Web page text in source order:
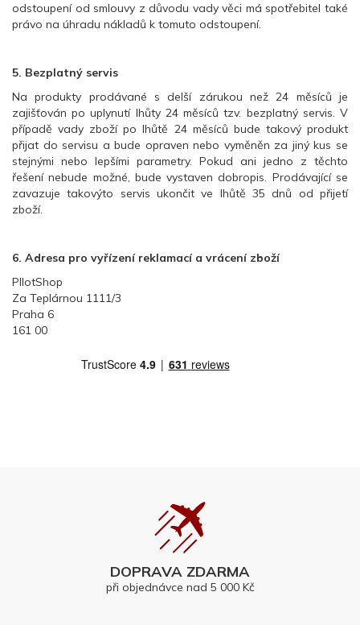
odstoupení od smlouvy z důvodu vady věci má spotřebitel také
právo na úhradu nákladů k tomuto odstoupení.
5. Bezplatný servis
Na produkty prodávané s delší zárukou než 24 měsíců je
zajišťován po uplynutí lhůty 24 měsíců tzv. bezplatný servis. V
případě vady zboží po lhůtě 24 měsíců bude takový produkt
přijat do servisu a bude opraven nebo vyměněn za jiný kus se
stejnými nebo lepšími parametry. Pokud ani jedno z těchto
řešení nebude možné, bude vystaven dobropis. Prodávající se
zavazuje takovýto servis ukončit ve lhůtě 35 dnů od přijetí
zboží.
6. Adresa pro vyřízení reklamací a vrácení zboží
PIlotShop
Za Teplárnou 1111/3
Praha 6
161 00
DOPRAVA ZDARMA
při objednávce nad 5 000 Kč